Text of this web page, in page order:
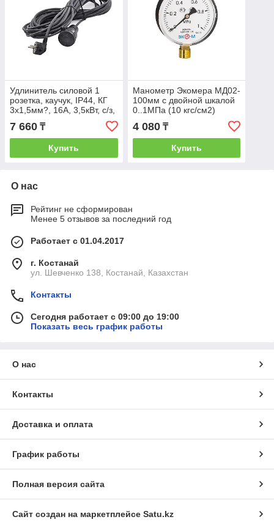
Удлинитель силовой 1
розетка, каучук, IP44, КГ
3х1,5мм?, 16А, 3,5кВт, с/з,
10м, (шт.) 89-0-083
7 660 ₸
Купить
Манометр Экомера МД02-
100мм с двойной шкалой
0..1МПа (10 кгс/см2)
М20*1,5 (Экономичное
исполнение)
4 080₸
Купить
О нас
Рейтинг не сформирован
Менее 5 отзывов за последний год
Работает с 01.04.2017
г. Костанай
ул. Шевченко 138, Костанай, Казахстан
Контакты
Сегодня работает с 09:00 до 19:00
Показать весь график работы
О нас
Контакты
Доставка и оплата
График работы
Полная версия сайта
Сайт создан на маркетплейсе Satu.kz